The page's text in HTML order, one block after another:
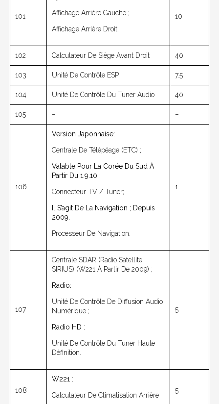
101 Affichage Arrière Gauche ;
Affichage Arrière Droit.
10
102 Calculateur De Siège Avant Droit 40
103 Unité De Contrôle ESP 7.5
104 Unité De Contrôle Du Tuner Audio 40
105 – –
106
Version Japonnaise:
Centrale De Télépéage (ETC) ;
Valable Pour La Corée Du Sud À
Partir Du 1.9.10 :
Connecteur TV / Tuner;
Il S’agit De La Navigation ; Depuis
2009:
Processeur De Navigation.
1
107
Centrale SDAR (radio Satellite
SIRIUS) (W221 À Partir De 2009) ;
Radio:
Unité De Contrôle De Diffusion Audio
Numérique ;
Radio HD :
Unité De Contrôle Du Tuner Haute
Définition.
5
108
W221 :
Calculateur De Climatisation Arrière
5